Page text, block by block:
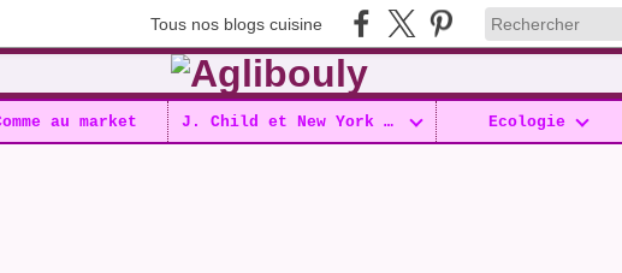
Tous nos blogs cuisine
au market J. Child et New York !! Ecologie